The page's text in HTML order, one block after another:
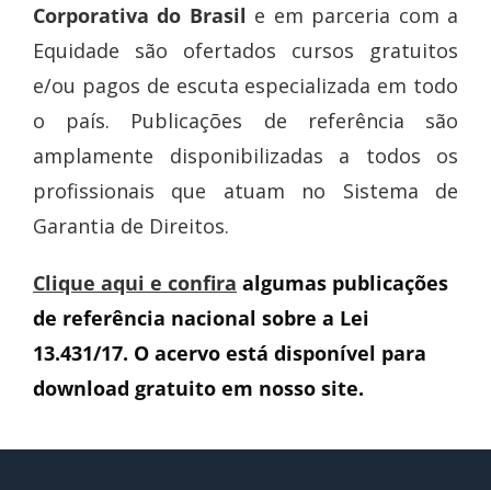
Corporativa do Brasil e em parceria com a
Equidade são ofertados cursos gratuitos
e/ou pagos de escuta especializada em todo
o país. Publicações de referência são
amplamente disponibilizadas a todos os
profissionais que atuam no Sistema de
Garantia de Direitos.
Clique aqui e confira algumas publicações
de referência nacional sobre a Lei
13.431/17. O acervo está disponível para
download gratuito em nosso site.